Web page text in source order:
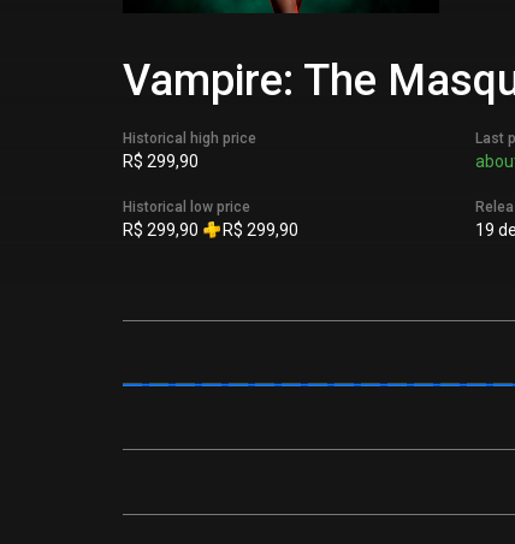
Vampire: The
Historical high price
R$ 299,90
Historical low price
R$ 299,90 R$ 299,90
Last
19